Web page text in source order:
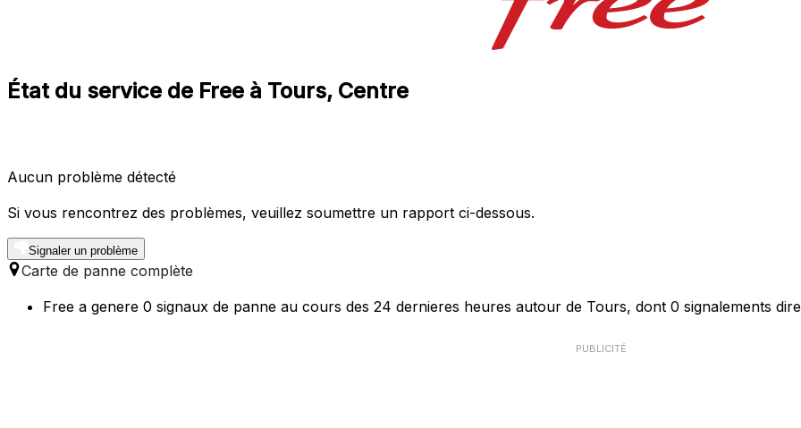
État du service de Free à Tours, Centre
Aucun problème détecté
Si vous rencontrez des problèmes, veuillez soumettre un rapport ci-dessous.
Signaler un problème
Carte de panne complète
Free a genere 0 signaux de panne au cours des 24 dernieres heures autour de Tours, dont 0 signalements
PUBLICITÉ